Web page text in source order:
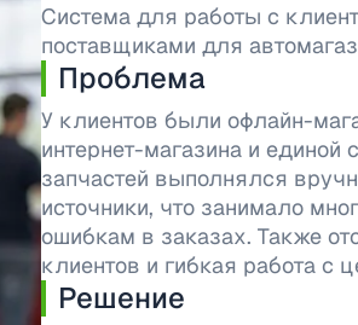
Система для работы с
поставщиками для
Проблема
У клиентов были офлайн-
интернет-магазина и единой
запчастей выполнялся
источники, что занимало
ошибкам в заказах. Также
клиентов и гибкая работа с
Решение